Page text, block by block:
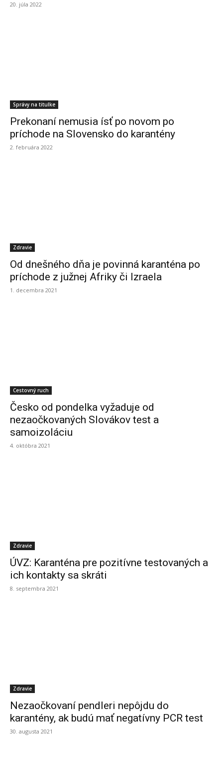
20. júla 2022
Správy na titulke
Prekonaní nemusia ísť po novom po
príchode na Slovensko do karantény
2. februára 2022
Zdravie
Od dnešného dňa je povinná karanténa po
príchode z južnej Afriky či Izraela
1. decembra 2021
Cestovný ruch
Česko od pondelka vyžaduje od
nezaočkovaných Slovákov test a
samoizoláciu
4. októbra 2021
Zdravie
ÚVZ: Karanténa pre pozitívne testovaných a
ich kontakty sa skráti
8. septembra 2021
Zdravie
Nezaočkovaní pendleri nepôjdu do
karantény, ak budú mať negatívny PCR test
30. augusta 2021